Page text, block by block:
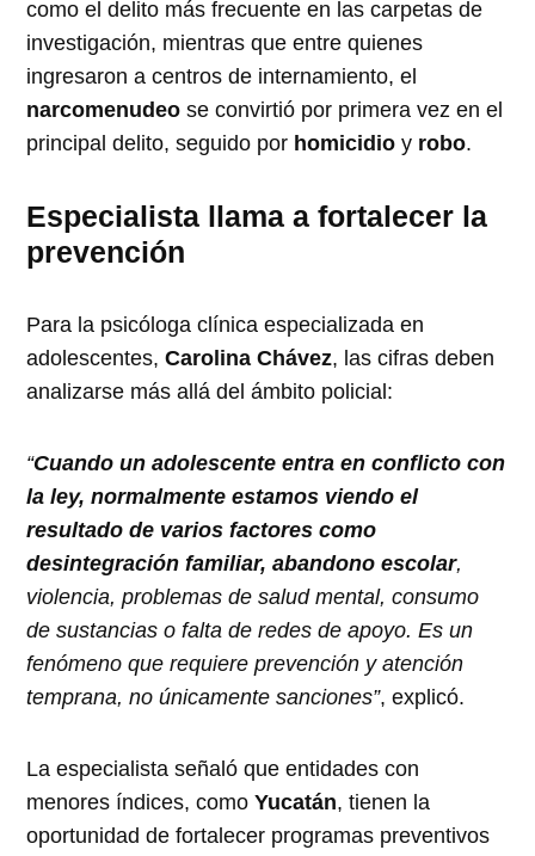
como el delito más frecuente en las carpetas de
investigación, mientras que entre quienes
ingresaron a centros de internamiento, el
narcomenudeo se convirtió por primera vez en el
principal delito, seguido por homicidio y robo.
Especialista llama a fortalecer la
prevención
Para la psicóloga clínica especializada en
adolescentes,Carolina Chávez, las cifras deben
analizarse más allá del ámbito policial:
“Cuando un adolescente entra en conflicto con
la ley, normalmente estamos viendo el
resultado de varios factores como
desintegración familiar, abandono escolar,
violencia, problemas de salud mental, consumo
de sustancias o falta de redes de apoyo. Es un
fenómeno que requiere prevención y atención
temprana, no únicamente sanciones”, explicó.
La especialista señaló que entidades con
menores índices, comoYucatán, tienen la
oportunidad de fortalecer programas preventivos